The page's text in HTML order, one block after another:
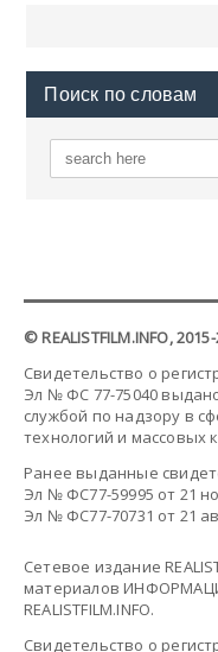
Поиск по словам
© REALISTFILM.INFO,
Свидетельство о
Эл № ФС 77-75040
службой по надзору в
технологий и массовых
Ранее выданные
Эл № ФС77-59995 от 21
Эл № ФС77-70731 от 21
Сетевое издание
материалов
REALISTFILM.INFO.
Свидетельство о